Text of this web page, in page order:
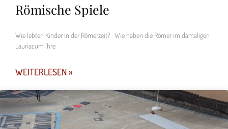
Römische Spiele
Wie lebten Kinder in der Römerzeit? Wie haben die Römer im damaligen
Lauriacum ihre
WEITERLESEN »